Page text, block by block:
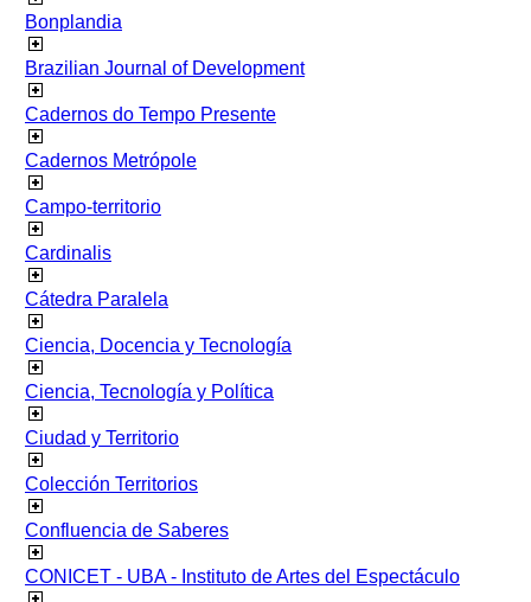
Bonplandia
Brazilian Journal of Development
Cadernos do Tempo Presente
Cadernos Metrópole
Campo-territorio
Cardinalis
Cátedra Paralela
Ciencia, Docencia y Tecnología
Ciencia, Tecnología y Política
Ciudad y Territorio
Colección Territorios
Confluencia de Saberes
CONICET - UBA - Instituto de Artes del Espectáculo